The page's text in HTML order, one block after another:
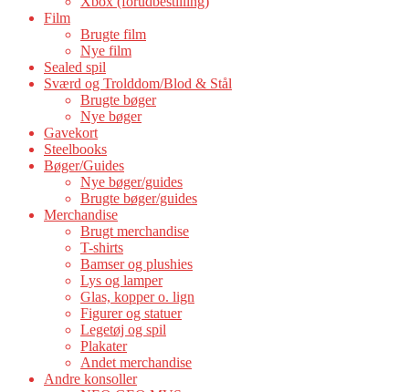
Film
Brugte film
Nye film
Sealed spil
Sværd og Trolddom/Blod & Stål
Brugte bøger
Nye bøger
Gavekort
Steelbooks
Bøger/Guides
Nye bøger/guides
Brugte bøger/guides
Merchandise
Brugt merchandise
T-shirts
Bamser og plushies
Lys og lamper
Glas, kopper o. lign
Figurer og statuer
Legetøj og spil
Plakater
Andet merchandise
Andre konsoller